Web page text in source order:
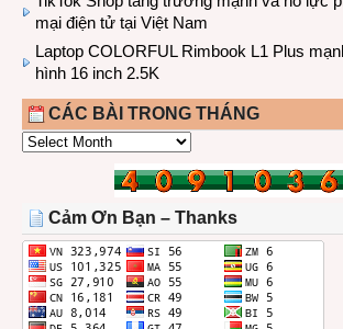
mại điện tử tại Việt Nam
Laptop COLORFUL Rimbook L1 Plus
hình 16 inch 2.5K
CÁC BÀI TRONG THÁNG
CÁC
THÁNG
Cảm Ơn Bạn – Thanks